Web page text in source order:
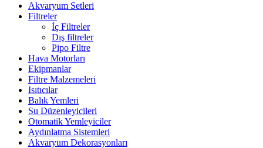
Akvaryum Setleri
Filtreler
İç Filtreler
Dış filtreler
Pipo Filtre
Hava Motorları
Ekipmanlar
Filtre Malzemeleri
Isıtıcılar
Balık Yemleri
Su Düzenleyicileri
Otomatik Yemleyiciler
Aydınlatma Sistemleri
Akvaryum Dekorasyonları